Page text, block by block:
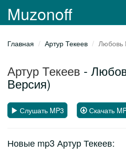
Muzonoff
Главная Артур Текеев Любовь
Артур Текеев -
Версия)
Слушать MP3 Скачать
Новые mp3 Артур Текеев: